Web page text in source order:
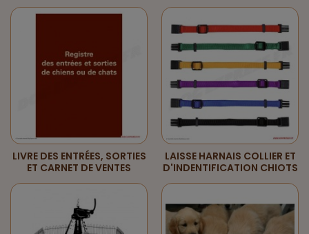
LIVRE DES ENTRÉES, SORTIES
ET CARNET DE VENTES
LAISSE HARNAIS COLLIER ET
D'INDENTIFICATION CHIOTS